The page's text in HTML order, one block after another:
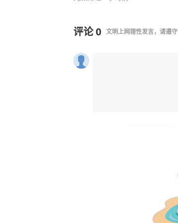
评论0 文明上网理性发言，请遵守